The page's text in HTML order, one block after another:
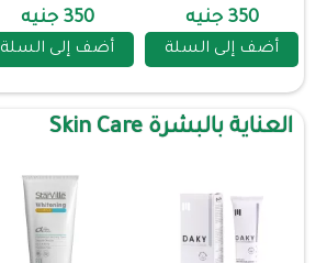
350 جنيه
أضف إلى السلة
350 جنيه
أضف إلى السلة
العناية بالبشرة Skin Care